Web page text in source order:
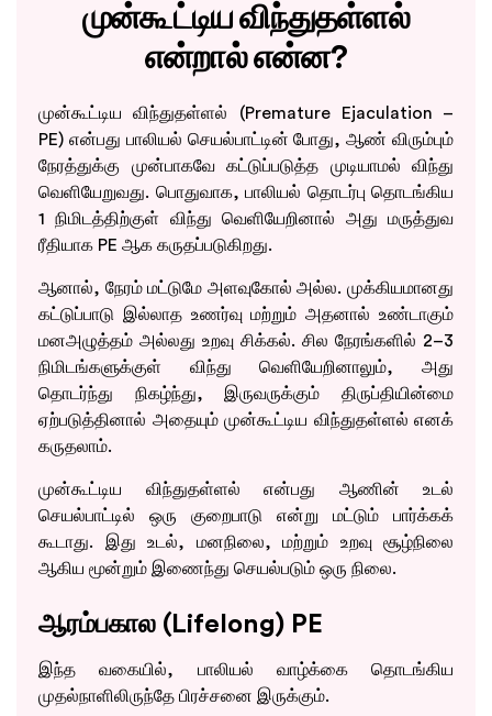
முன்கூட்டிய விந்துதள்ளல்
என்றால் என்ன?
முன்கூட்டிய விந்துதள்ளல் (Premature Ejaculation –
PE) என்பது பாலியல் செயல்பாட்டின் போது, ஆண் விரும்பும்
நேரத்துக்கு முன்பாகவே கட்டுப்படுத்த முடியாமல் விந்து
வெளியேறுவது. பொதுவாக, பாலியல் தொடர்பு தொடங்கிய
1 நிமிடத்திற்குள் விந்து வெளியேறினால் அது மருத்துவ
ரீதியாக PE ஆக கருதப்படுகிறது.
ஆனால், நேரம் மட்டுமே அளவுகோல் அல்ல. முக்கியமானது
கட்டுப்பாடு இல்லாத உணர்வு மற்றும் அதனால் உண்டாகும்
மனஅழுத்தம் அல்லது உறவு சிக்கல். சில நேரங்களில் 2–3
நிமிடங்களுக்குள் விந்து வெளியேறினாலும், அது
தொடர்ந்து நிகழ்ந்து, இருவருக்கும் திருப்தியின்மை
ஏற்படுத்தினால் அதையும் முன்கூட்டிய விந்துதள்ளல் எனக்
கருதலாம்.
முன்கூட்டிய விந்துதள்ளல் என்பது ஆணின் உடல்
செயல்பாட்டில் ஒரு குறைபாடு என்று மட்டும் பார்க்கக்
கூடாது. இது உடல், மனநிலை, மற்றும் உறவு சூழ்நிலை
ஆகிய மூன்றும் இணைந்து செயல்படும் ஒரு நிலை.
ஆரம்பகால (Lifelong) PE
இந்த வகையில், பாலியல் வாழ்க்கை தொடங்கிய
முதல்நாளிலிருந்தே பிரச்சனை இருக்கும்.